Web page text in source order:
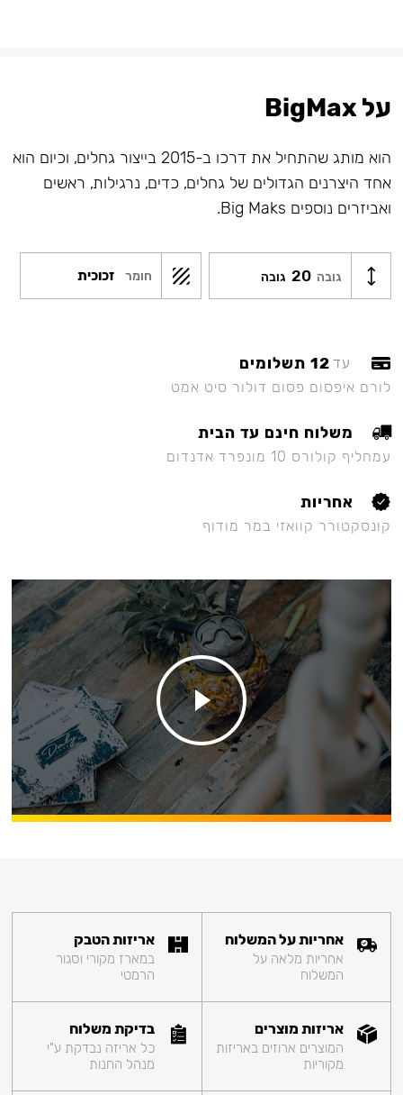
על BigMax
הוא מותג שהתחיל את דרכו ב-2015 בייצור גחלים, וכיום הוא
אחד היצרנים הגדולים של גחלים, כדים, נרגילות, ראשים
ואביזרים נוספים Big Maks.
גובה 20 גובה חומר זכוכית
עד 12 תשלומים
לורם איפסום פסום דולור סיט אמט
משלוח חינם עד הבית
עמחליף קולורס 10 מונפרד אדנדום
אחריות
קונסקטורר קוואזי במר מודוף
אחריות על המשלוח
אחריות מלאה על
המשלוח
אריזות הטבק
במארז מקורי וסגור
הרמטי
אריזות מוצרים
המוצרים ארוזים באריזות
מקוריות
בדיקת משלוח
כל אריזה נבדקת ע"י
מנהל החנות